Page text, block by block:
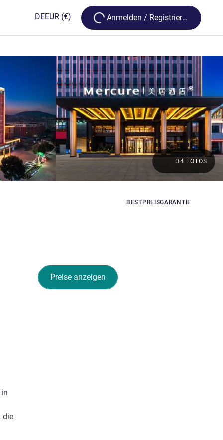
DEEUR (€) Loading...
Anmelden / Registrieren
BESTPREISGARANTIE
34 FOTOS
Preise anzeigen
die